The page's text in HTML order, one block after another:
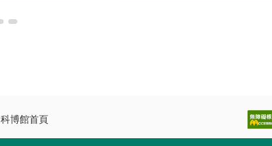
科博館首頁